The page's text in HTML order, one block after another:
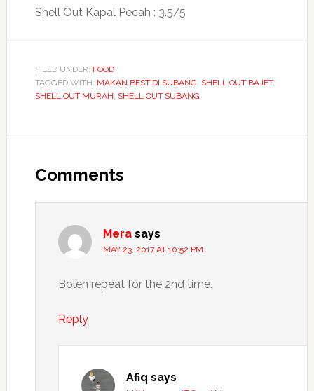
Shell Out Kapal Pecah : 3.5/5
FILED UNDER: FOOD
TAGGED WITH: MAKAN BEST DI SUBANG, SHELL OUT BAJET,
SHELL OUT MURAH, SHELL OUT SUBANG
Comments
Mera says
MAY 23, 2017 AT 10:52 PM
Boleh repeat for the 2nd time.
Reply
Afiq says